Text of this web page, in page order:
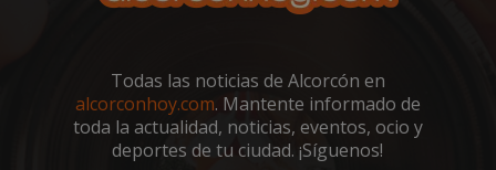
Todas las noticias de Alcorcón en
alcorconhoy.com. Mantente informado de
toda la actualidad, noticias, eventos, ocio y
deportes de tu ciudad. ¡Síguenos!
sp_landing
Spotify Inc.
.spotify.com